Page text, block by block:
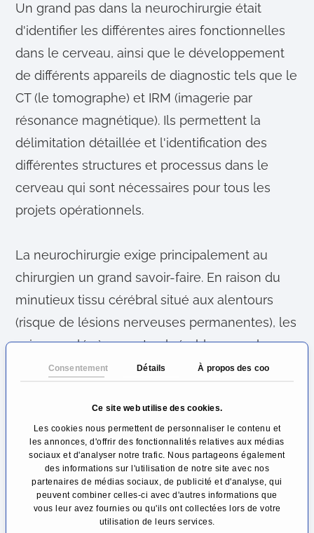
Consentement Détails À propos des cookies
Ce site web utilise des cookies.
Les cookies nous permettent de personnaliser le contenu et
les annonces, d'offrir des fonctionnalités relatives aux médias
sociaux et d'analyser notre trafic. Nous partageons également
des informations sur l'utilisation de notre site avec nos
partenaires de médias sociaux, de publicité et d'analyse, qui
peuvent combiner celles-ci avec d'autres informations que
vous leur avez fournies ou qu'ils ont collectées lors de votre
utilisation de leurs services.
Un grand pas dans la neurochirurgie était
d'identifier les différentes aires fonctionnelles
dans le cerveau, ainsi que le développement
de différents appareils de diagnostic tels que le
CT (le tomographe) et IRM (imagerie par
résonance magnétique). Ils permettent la
délimitation détaillée et l'identification des
différentes structures et processus dans le
cerveau qui sont nécessaires pour tous les
projets opérationnels.
La neurochirurgie exige principalement au
chirurgien un grand savoir-faire. En raison du
minutieux tissu cérébral situé aux alentours
(risque de lésions nerveuses permanentes), les
vaisseaux légèrement vulnérables avec le
risque d'hémorragie cérébrale doivent être
ferme. A cet effet, ont été mis au point des
instruments spéciaux, les plus petites pinces,
aiguilles, crochets, etc., pour effectuer des
opérations neurochirurgicales les plus précises
et laisser neuroradiologie si possible les nerfs
du cerveau intacts (en bonne santé).